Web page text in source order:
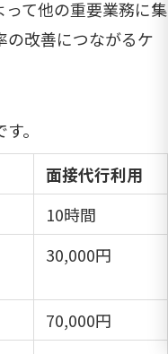
て他の重要業務に集
の改善につながるケ
。
面接代行利用
10時間
30,000円
70,000円